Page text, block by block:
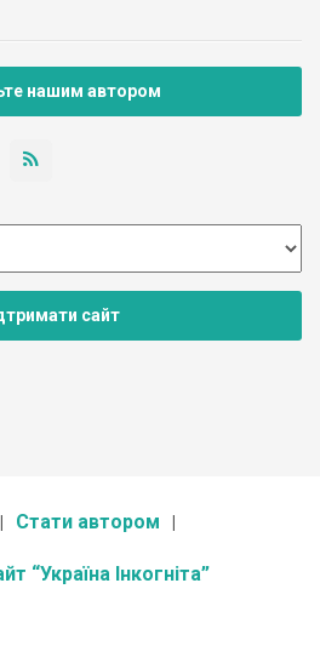
гірських краєвидів. Колись тут було
бога сонця – Шамаша. Римляни […]
нашим автором
сайт
Стати автором
“Україна Інкогніта”